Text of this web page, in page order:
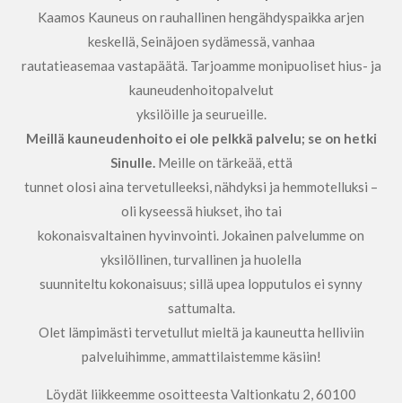
Kaamos Kauneus on rauhallinen hengähdyspaikka arjen
keskellä, Seinäjoen sydämessä, vanhaa
rautatieasemaa vastapäätä. Tarjoamme monipuoliset hius- ja
kauneudenhoitopalvelut
yksilöille ja seurueille.
Meillä kauneudenhoito ei ole pelkkä palvelu; se on hetki
Sinulle. Meille on tärkeää, että
tunnet olosi aina tervetulleeksi, nähdyksi ja hemmotelluksi –
oli kyseessä hiukset, iho tai
kokonaisvaltainen hyvinvointi. Jokainen palvelumme on
yksilöllinen, turvallinen ja huolella
suunniteltu kokonaisuus; sillä upea lopputulos ei synny
sattumalta.
Olet lämpimästi tervetullut mieltä ja kauneutta helliviin
palveluihimme, ammattilaistemme käsiin!
Löydät liikkeemme osoitteesta Valtionkatu 2, 60100